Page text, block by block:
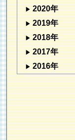
2020年
2019年
2018年
2017年
2016年